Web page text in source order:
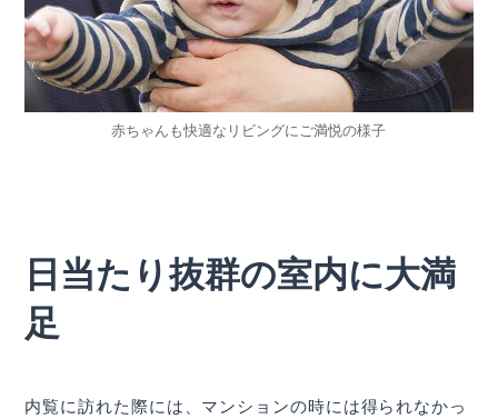
赤ちゃんも快適なリビングにご満悦の様子
日当たり抜群の室内に大満
足
内覧に訪れた際には、マンションの時には得られなかっ